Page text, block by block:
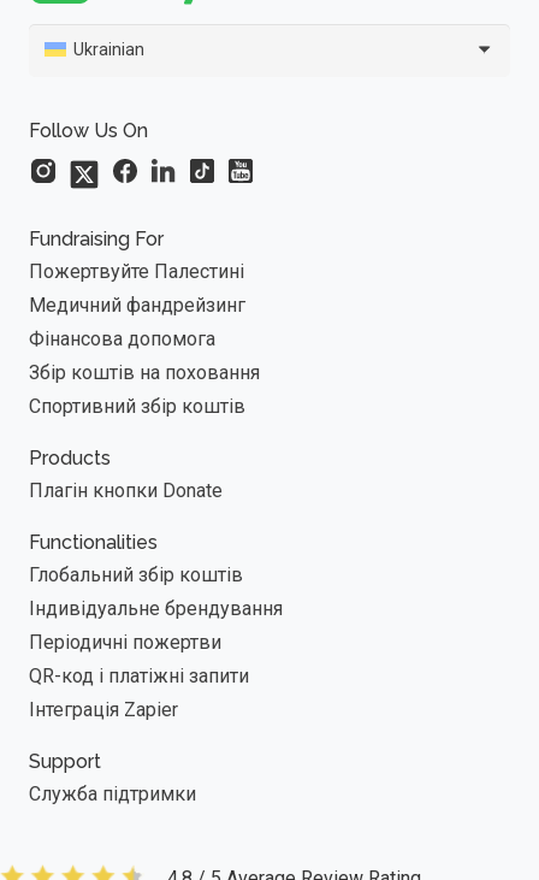
Ukrainian
Follow Us On
Fundraising For
Пожертвуйте Палестині
Медичний фандрейзинг
Фінансова допомога
Збір коштів на поховання
Спортивний збір коштів
Products
Плагін кнопки Donate
Functionalities
Глобальний збір коштів
Індивідуальне брендування
Періодичні пожертви
QR-код і платіжні запити
Інтеграція Zapier
Support
Служба підтримки